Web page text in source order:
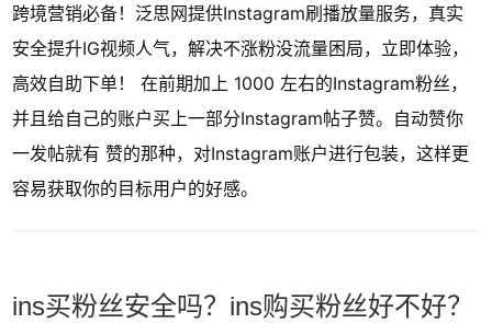
跨境营销必备！泛思网提供Instagram刷播放量服务，真实
安全提升IG视频人气，解决不涨粉没流量困局，立即体验，
高效自助下单！ 在前期加上 1000 左右的Instagram粉丝，
并且给自己的账户买上一部分Instagram帖子赞。自动赞你
一发帖就有 赞的那种，对Instagram账户进行包装，这样更
容易获取你的目标用户的好感。
ins买粉丝安全吗？ins购买粉丝好不好？